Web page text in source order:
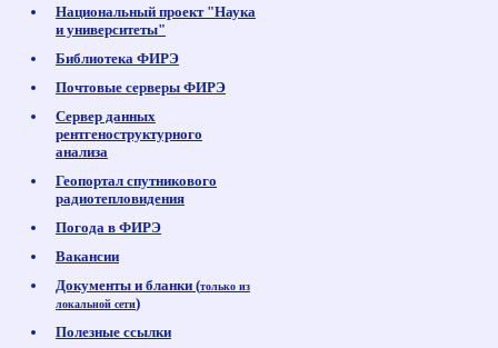
Национальный проект "Наука
и университеты"
Библиотека ФИРЭ
Почтовые серверы ФИРЭ
Сервер данных
рентгеноструктурного
анализа
Геопортал спутникового
радиотепловидения
Погода в ФИРЭ
Вакансии
Документы и бланки (только из
локальной сети)
Полезные ссылки